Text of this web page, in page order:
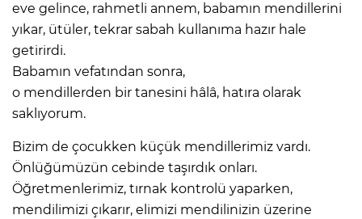
eve gelince, rahmetli annem, babamın mendillerini
yıkar, ütüler, tekrar sabah kullanıma hazır hale
getirirdi.
Babamın vefatından sonra,
o mendillerden bir tanesini hâlâ, hatıra olarak
saklıyorum.
Bizim de çocukken küçük mendillerimiz vardı.
Önlüğümüzün cebinde taşırdık onları.
Öğretmenlerimiz, tırnak kontrolü yaparken,
mendilimizi çıkarır, elimizi mendilinizin üzerine